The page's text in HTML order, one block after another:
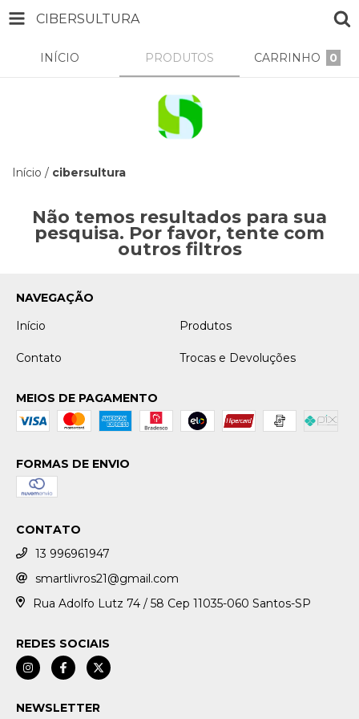
CIBERSULTURA
INÍCIO PRODUTOS CARRINHO 0
Início / cibersultura
Não temos resultados para sua
pesquisa. Por favor, tente com
outros filtros
NAVEGAÇÃO
Início
Produtos
Contato Trocas e Devoluções
MEIOS DE PAGAMENTO
FORMAS DE ENVIO
CONTATO
13 996961947
smartlivros21@gmail.com
Rua Adolfo Lutz 74 / 58 Cep 11035-060 Santos-SP
REDES SOCIAIS
NEWSLETTER